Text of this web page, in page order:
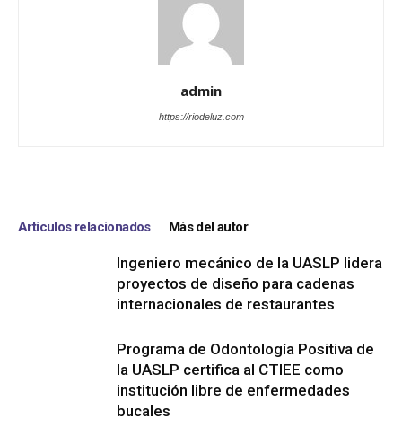
admin
https://riodeluz.com
Artículos relacionados Más del autor
Ingeniero mecánico de la UASLP lidera
proyectos de diseño para cadenas
internacionales de restaurantes
Programa de Odontología Positiva de
la UASLP certifica al CTIEE como
institución libre de enfermedades
bucales